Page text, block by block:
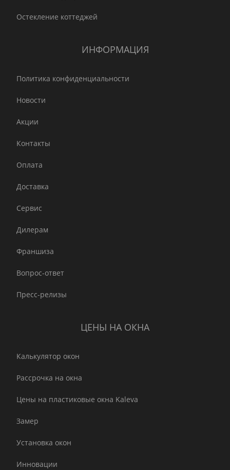
Остекление коттеджей
ИНФОРМАЦИЯ
Политика конфиденциальности
Новости
Акции
Контакты
Оплата
Доставка
Сервис
Дилерам
Франшиза
Вопрос-ответ
Пресс-релизы
ЦЕНЫ НА ОКНА
Калькулятор окон
Рассрочка на окна
Цены на пластиковые окна Kaleva
Замер
Установка окон
Инновации